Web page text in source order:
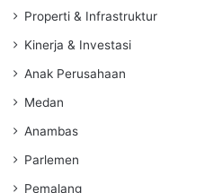
Properti & Infrastruktur
Kinerja & Investasi
Anak Perusahaan
Medan
Anambas
Parlemen
Pemalang